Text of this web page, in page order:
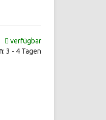
verfügbar
: 3 - 4 Tagen